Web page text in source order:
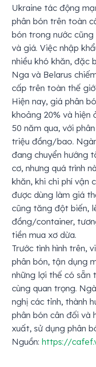
Ukraine tác động
phân bón trên toàn
bón trong nước cũng
và giá. Việc nhập
nhiều khó khăn, đặc
Nga và Belarus
cấp trên toàn thế
Hiện nay, giá phân
khoảng 20% và
50 năm qua, với
triệu đồng/bao.
đang chuyển hướng
cơ, nhưng quá trình
khăn, khi chi phí vận
được dùng làm giá
cũng tăng đột biến,
đồng/container,
tiền mua xơ dừa.
Trước tình hình trên,
phân bón, tận dụng
những lợi thế có sẵn
cùng quan trọng.
nghị các tỉnh, thành
phân bón cân đối và
xuất, sử dụng phân
Nguồn: https://